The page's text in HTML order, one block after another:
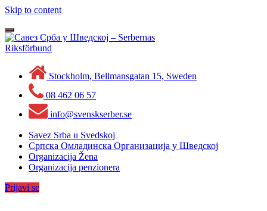
Skip to content
Toggle
navigation
Stockholm, Bellmansgatan 15, Sweden
08 462 06 57
info@svenskserber.se
Savez Srba u Svedskoj
Српска Омладинска Организација у Шведској
Organizacija Žena
Organizacija penzionera
Prijavi se